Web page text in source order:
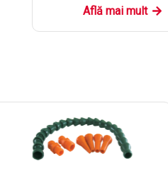
Află mai mult